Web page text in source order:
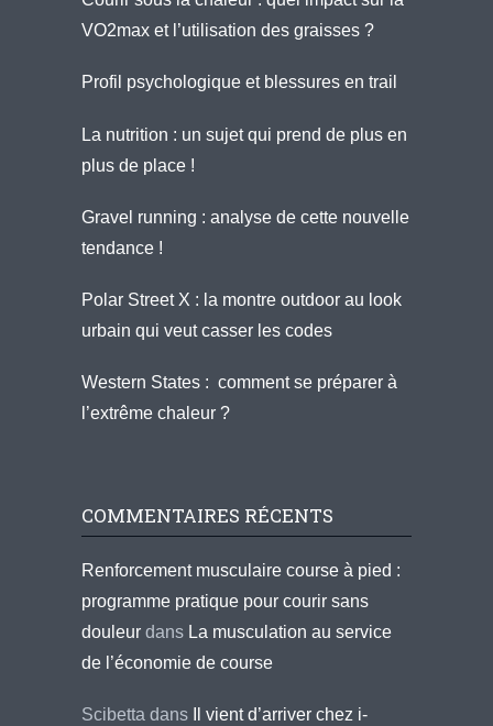
VO2max et l’utilisation des graisses ?
Profil psychologique et blessures en trail
La nutrition : un sujet qui prend de plus en
plus de place !
Gravel running : analyse de cette nouvelle
tendance !
Polar Street X : la montre outdoor au look
urbain qui veut casser les codes
Western States : comment se préparer à
l’extrême chaleur ?
COMMENTAIRES RÉCENTS
Renforcement musculaire course à pied :
programme pratique pour courir sans
douleur dans La musculation au service
de l’économie de course
Scibetta dans
Il vient d’arriver chez i-